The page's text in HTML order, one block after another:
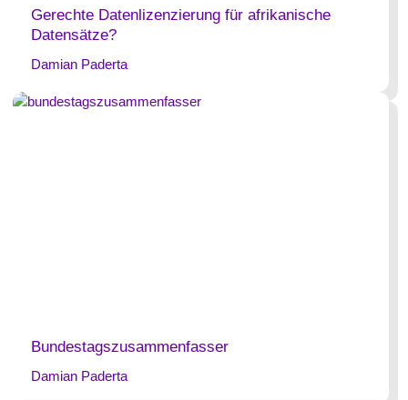
Gerechte Datenlizenzierung für afrikanische
Datensätze?
Damian Paderta
Bundestagszusammenfasser
Damian Paderta